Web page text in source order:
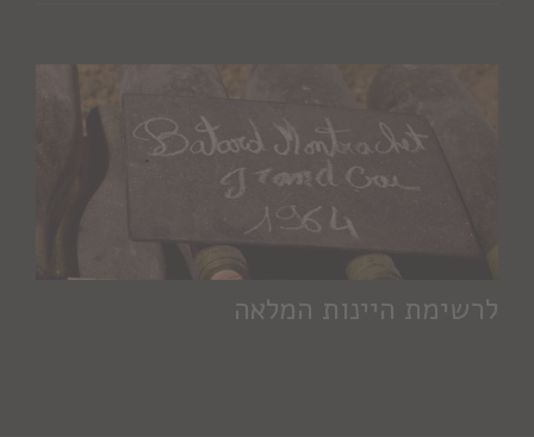
לרשימת היינות המלאה